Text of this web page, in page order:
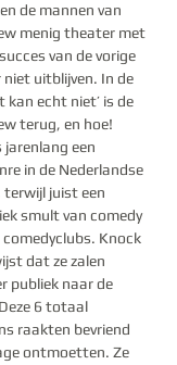
de mannen van
menig theater met
van de vorige
uitblijven. In de
kan echt niet’ is de
terug, en hoe!
een
in de Nederlandse
juist een
smult van comedy
Knock
dat ze zalen
publiek naar de
6 totaal
raakten bevriend
ontmoetten. Ze